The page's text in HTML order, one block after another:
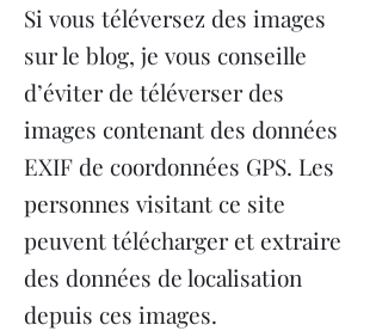
Si vous téléversez des images
sur le blog, je vous conseille
d’éviter de téléverser des
images contenant des données
EXIF de coordonnées GPS. Les
personnes visitant ce site
peuvent télécharger et extraire
des données de localisation
depuis ces images.